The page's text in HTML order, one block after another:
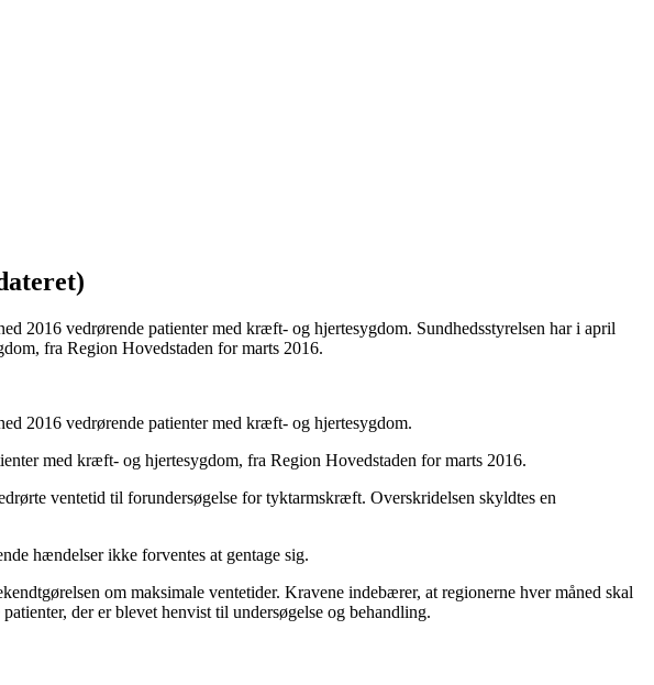
2016 vedrørende patienter med kræft- og hjertesygdom. Sundhedsstyrelsen har i april
fra Region Hovedstaden for marts 2016.
2016 vedrørende patienter med kræft- og hjertesygdom.
med kræft- og hjertesygdom, fra Region Hovedstaden for marts 2016.
ventetid til forundersøgelse for tyktarmskræft. Overskridelsen skyldtes en
hændelser ikke forventes at gentage sig.
om maksimale ventetider. Kravene indebærer, at regionerne hver måned skal
der er blevet henvist til undersøgelse og behandling.